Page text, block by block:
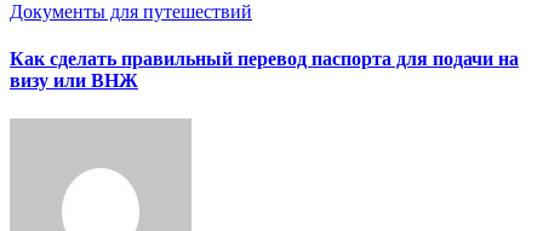
Документы для путешествий
Как сделать правильный перевод паспорта для подачи на
визу или ВНЖ